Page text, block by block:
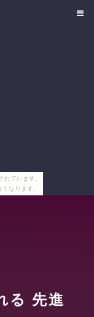
ています。
なります。
る 先進